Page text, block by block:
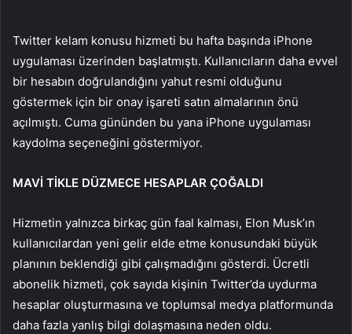
Twitter kelam konusu hizmeti bu hafta başında iPhone
uygulaması üzerinden başlatmıştı. Kullanıcıların daha evvel
bir hesabın doğrulandığını yahut resmi olduğunu
göstermek için bir onay işareti satın almalarının önü
açılmıştı. Cuma gününden bu yana iPhone uygulaması
kaydolma seçeneğini göstermiyor.
MAVİ TİKLE DÜZMECE HESAPLAR ÇOĞALDI
Hizmetin yalnızca birkaç gün faal kalması, Elon Musk’ın
kullanıcılardan yeni gelir elde etme konusundaki büyük
planının beklendiği gibi çalışmadığını gösterdi. Ücretli
abonelik hizmeti, çok sayıda kişinin Twitter’da uydurma
hesaplar oluşturmasına ve toplumsal medya platformunda
daha fazla yanlış bilgi dolaşmasına neden oldu.